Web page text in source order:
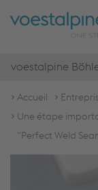
voestalpine
Accueil
Une étape
"Perfect Weld